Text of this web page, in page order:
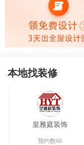
本地找装修
皇雅庭装饰
预约数66